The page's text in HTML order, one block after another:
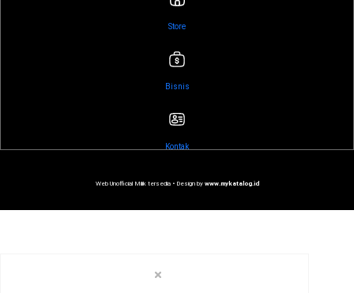
Store
Bisnis
Kontak
Web Unofficial Milik tersedia • Design by www.mykatalog.id